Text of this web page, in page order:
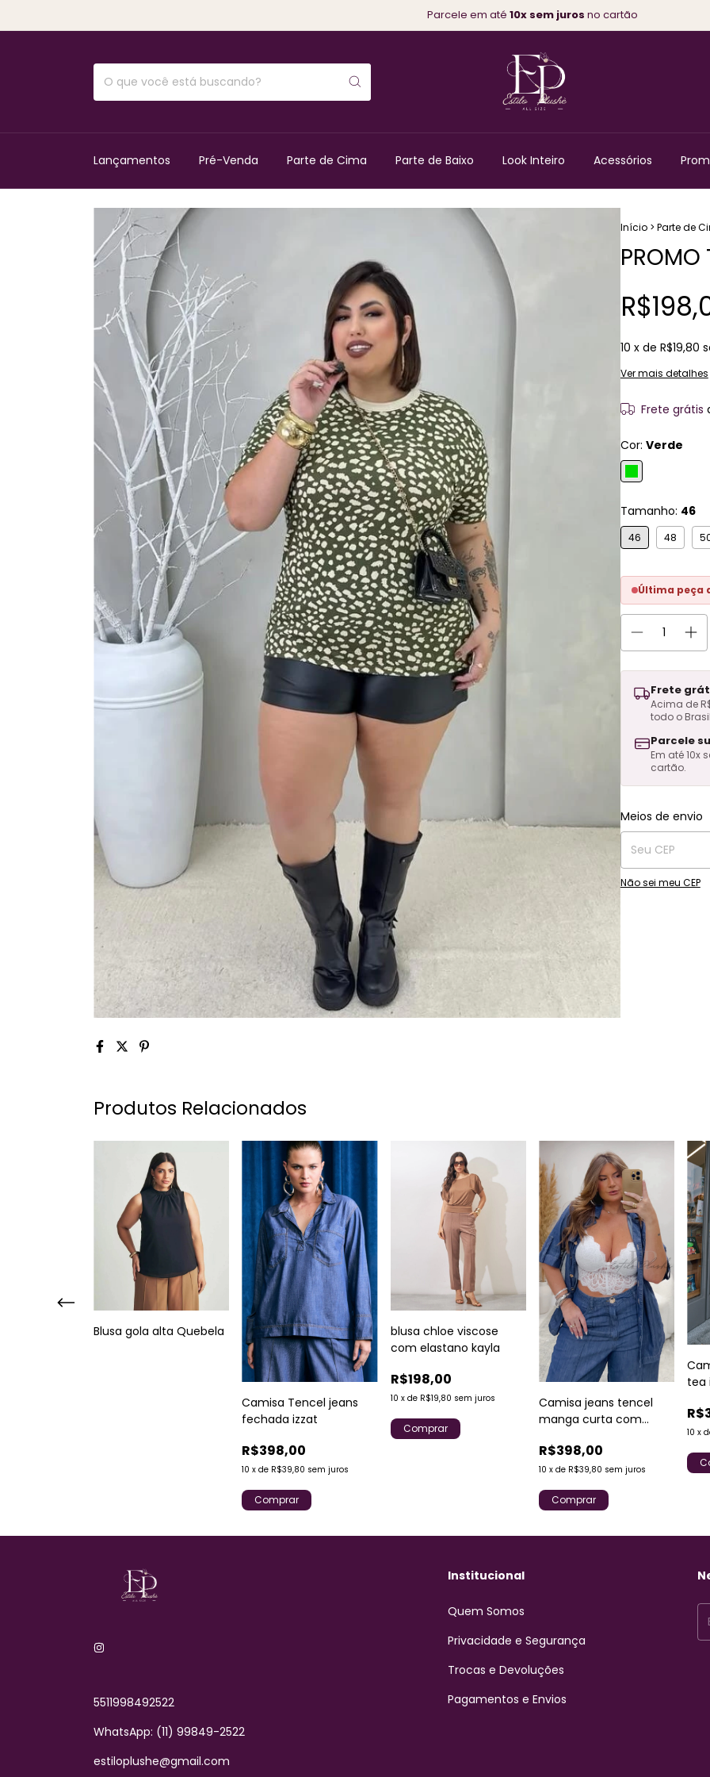
Parcele em até 10x sem juros no cartão
Lançamentos Pré-Venda Parte de Cima Parte de Baixo Look Inteiro Acessórios
Início > Parte de
10 x de R$19,80
Ver mais detalhes
Frete grátis
Cor: Verde
Tamanho: 46
46 48
Última peça
Frete
Acima de
todo o
Parcele
Em até 10x
cartão.
Entregas para o
Meios de envio
Não sei meu CEP
Produtos Relacionados
Blusa gola alta Quebela
Camisa Tencel jeans
fechada izzat
R$398,00
10 xde R$39,80 sem juros
Comprar
blusa chloe viscose
com elastano kayla
R$198,00
10 x de R$19,80 sem juros
Comprar
Camisa jeans tencel
manga curta com
R$398,00
10 x de R$39,80 sem juros
Comprar
tea
10 x
5511998492522
WhatsApp: (11) 99849-2522
estiloplushe@gmail.com
Institucional
Quem Somos
Privacidade e Segurança
Trocas e Devoluções
Pagamentos e Envios